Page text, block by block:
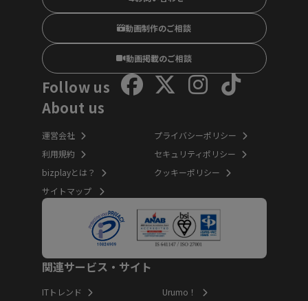
動画制作のご相談
動画掲載のご相談
Follow us
About us
運営会社
利用規約
bizplayとは？
サイトマップ
プライバシーポリシー
セキュリティポリシー
クッキーポリシー
関連サービス・サイト
ITトレンド Urumo！